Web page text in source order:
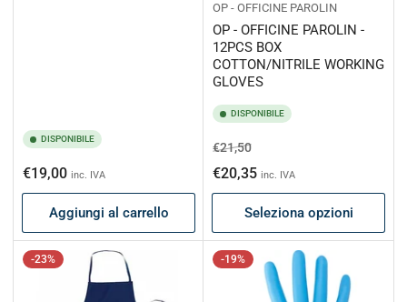
DISPONIBILE
Prezzo
di
listino
€19,00 inc. IVA
Aggiungi al carrello
OP - OFFICINE PAROLIN
OP - OFFICINE PAROLIN -
12PCS BOX
COTTON/NITRILE WORKING
GLOVES
DISPONIBILE
Prezzo
di
listino
€21,50Prezzo
scontato
€20,35 inc. IVA
Seleziona opzioni
-23% -19%